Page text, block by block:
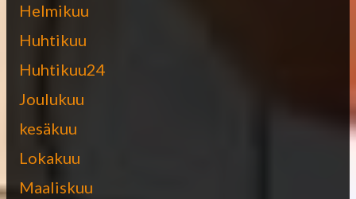
Helmikuu
Huhtikuu
Huhtikuu24
Joulukuu
kesäkuu
Lokakuu
Maaliskuu